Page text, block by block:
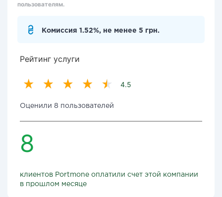
пользователям.
Комиссия 1.52%, не менее 5 грн.
Рейтинг услуги
4.5
Оценили 8 пользователей
8
клиентов Portmone оплатили счет этой компании
в прошлом месяце